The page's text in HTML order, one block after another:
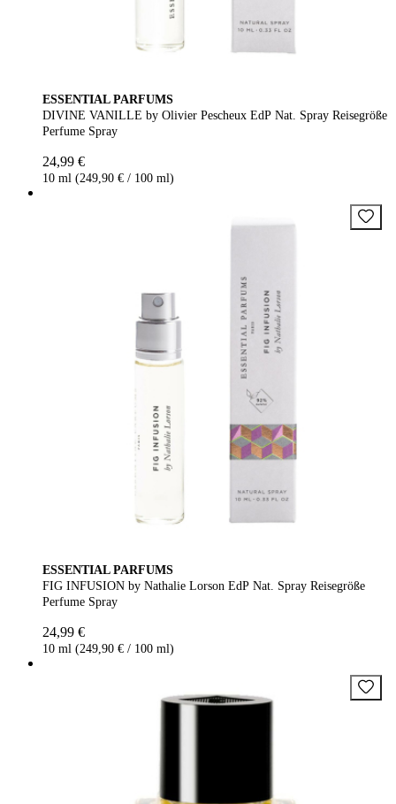
ESSENTIAL PARFUMS
DIVINE VANILLE by Olivier Pescheux EdP Nat. Spray Reisegröße
Perfume Spray
24,99 €
10 ml (249,90 € / 100 ml)
ESSENTIAL PARFUMS
FIG INFUSION by Nathalie Lorson EdP Nat. Spray Reisegröße
Perfume Spray
24,99 €
10 ml (249,90 € / 100 ml)